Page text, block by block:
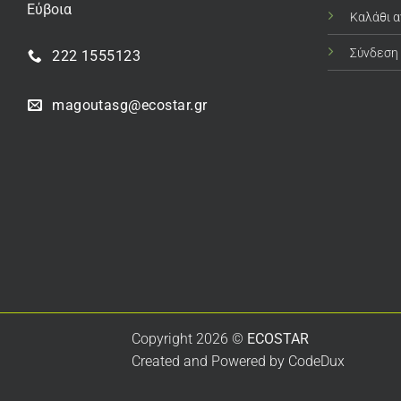
Εύβοια
222 1555123
magoutasg@ecostar.gr
Καλάθι
Σύνδεση
Copyright 2026 © ECOSTAR
Created and Powered by CodeDux